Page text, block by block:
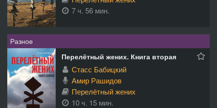
7 ч. 56 мин.
Разное
Перелётный жених. Книга вторая
Стасс Бабицкий
Амир Рашидов
Перелётный жених
10 ч. 15 мин.